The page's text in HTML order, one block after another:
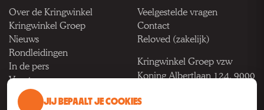
Over de Kringwinkel
Kringwinkel Groep
Nieuws
Rondleidingen
In de pers
Vacatures
Veelgestelde vragen
Contact
Reloved (zakelijk)
Kringwinkel Groep vzw
Koning Albertlaan 124, 9000
BTW BE 1033.922.208
JIJ BEPAALT JE COOKIES